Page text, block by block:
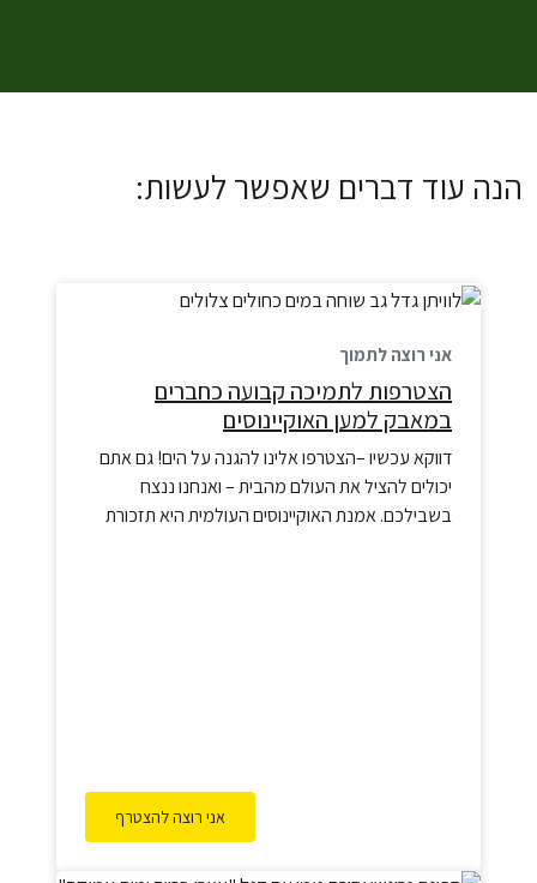
הנה עוד דברים שאפשר לעשות:
אני רוצה לתמוך
הצטרפות לתמיכה קבועה כחברים
במאבק למען האוקיינוסים
דווקא עכשיו –הצטרפו אלינו להגנה על הים! גם אתם
יכולים להציל את העולם מהבית – ואנחנו ננצח
בשבילכם. אמנת האוקיינוסים העולמית היא תזכורת
אני רוצה להצטרף